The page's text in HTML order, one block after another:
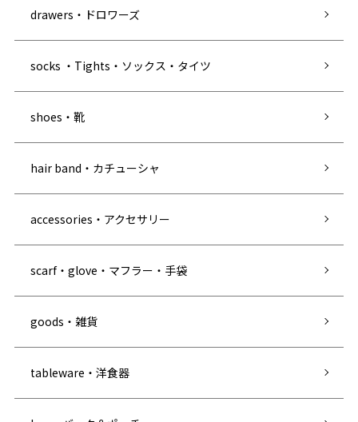
drawers・ドロワーズ
socks ・Tights・ソックス・タイツ
shoes・靴
hair band・カチューシャ
accessories・アクセサリー
scarf・glove・マフラー・手袋
goods・雑貨
tableware・洋食器